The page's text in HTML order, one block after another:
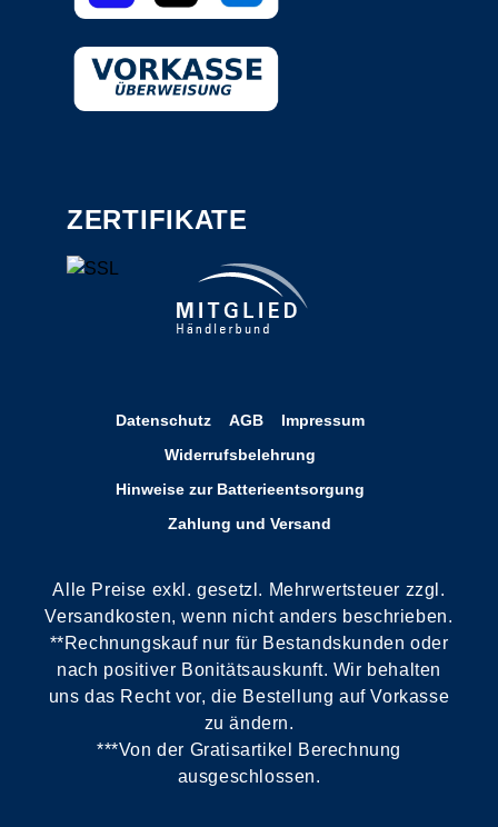
ZERTIFIKATE
Datenschutz AGB
Impressum
Widerrufsbelehrung
Hinweise zur Batterieentsorgung
Zahlung und Versand
Alle Preise exkl. gesetzl. Mehrwertsteuer zzgl.
Versandkosten, wenn nicht anders beschrieben.
**Rechnungskauf nur für Bestandskunden oder
nach positiver Bonitätsauskunft. Wir behalten
uns das Recht vor, die Bestellung auf Vorkasse
zu ändern.
***Von der Gratisartikel Berechnung
ausgeschlossen.